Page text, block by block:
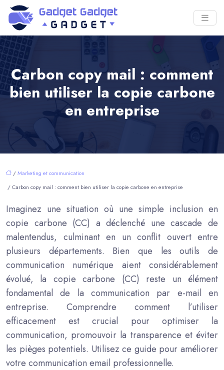
Carbon copy mail : comment
bien utiliser la copie carbone
en entreprise
/Marketing et communication
/ Carbon copy mail : comment bien utiliser la copie carbone en entreprise
Imaginez une situation où une simple inclusion en
copie carbone (CC) a déclenché une cascade de
malentendus, culminant en un conflit ouvert entre
plusieurs départements. Bien que les outils de
communication numérique aient considérablement
évolué, la copie carbone (CC) reste un élément
fondamental de la communication par e-mail en
entreprise. Comprendre comment l’utiliser
efficacement est crucial pour optimiser la
communication, promouvoir la transparence et éviter
les pièges potentiels. Utilisez ce guide pour améliorer
votre communication email professionnelle.